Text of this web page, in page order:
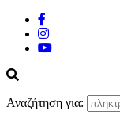
Αναζήτηση για: